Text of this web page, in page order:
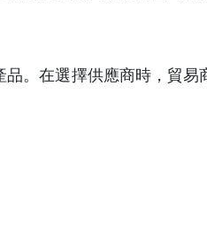
。在選擇供應商時，貿易